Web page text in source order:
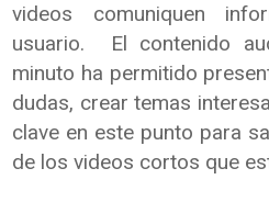
videos comuniquen
usuario. El contenido
minuto ha permitido
dudas, crear temas
clave en este punto para
de los videos cortos que